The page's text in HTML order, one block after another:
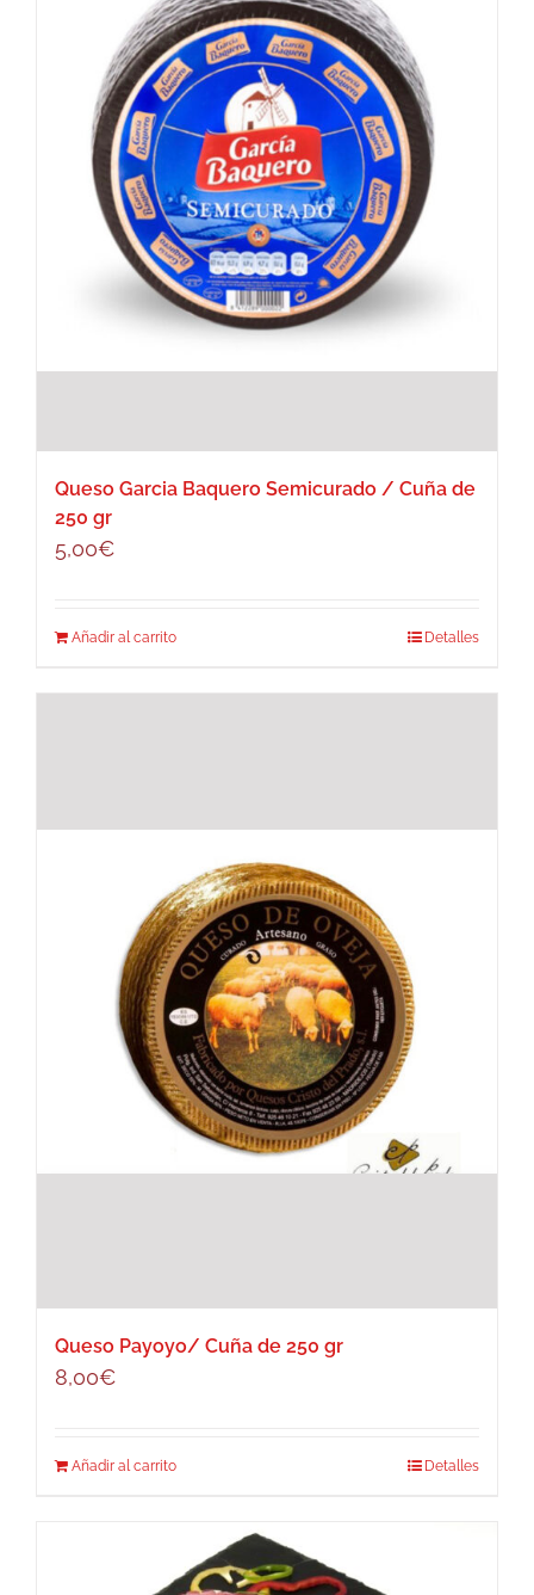
Queso Garcia Baquero Semicurado / Cuña de
250 gr
5,00€
Añadir al carrito Detalles
Queso Payoyo/ Cuña de 250 gr
8,00€
Añadir al carrito Detalles